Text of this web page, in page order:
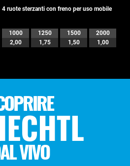
4 ruote sterzanti con freno per uso mobile
1000 1250 1500
2000
2,00 1,75 1,50 1,00
VIVO